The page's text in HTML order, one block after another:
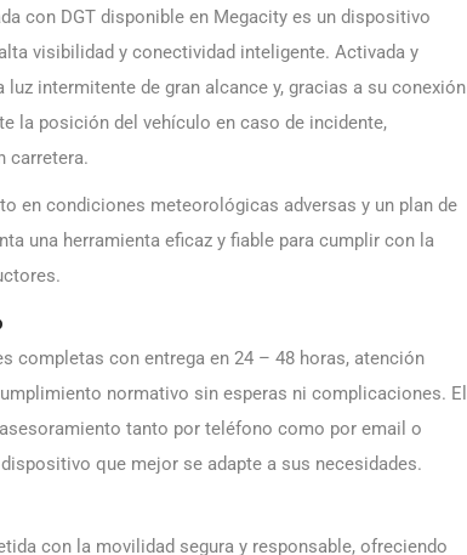
con DGT disponible en Megacity es un dispositivo
visibilidad y conectividad inteligente. Activada y
intermitente de gran alcance y, gracias a su conexión
la posición del vehículo en caso de incidente,
carretera.
en condiciones meteorológicas adversas y un plan de
una herramienta eficaz y fiable para cumplir con la
completas con entrega en 24 – 48 horas, atención
normativo sin esperas ni complicaciones. El
tanto por teléfono como por email o
que mejor se adapte a sus necesidades.
con la movilidad segura y responsable, ofreciendo